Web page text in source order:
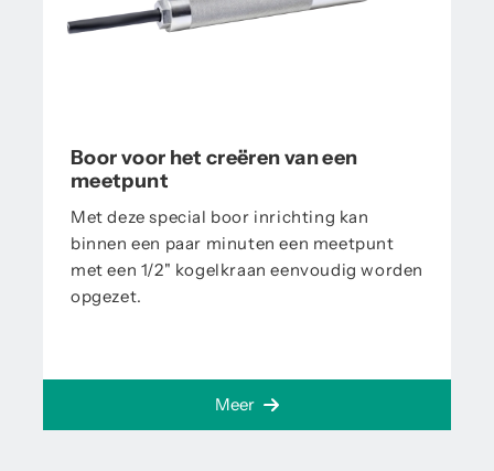
Boor voor het creëren van een
meetpunt
Met deze special boor inrichting kan
binnen een paar minuten een meetpunt
met een 1/2" kogelkraan eenvoudig worden
opgezet.
Meer